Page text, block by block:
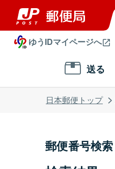
ゆうIDマイページへ
送る
日本郵便トップ
郵便番号検索